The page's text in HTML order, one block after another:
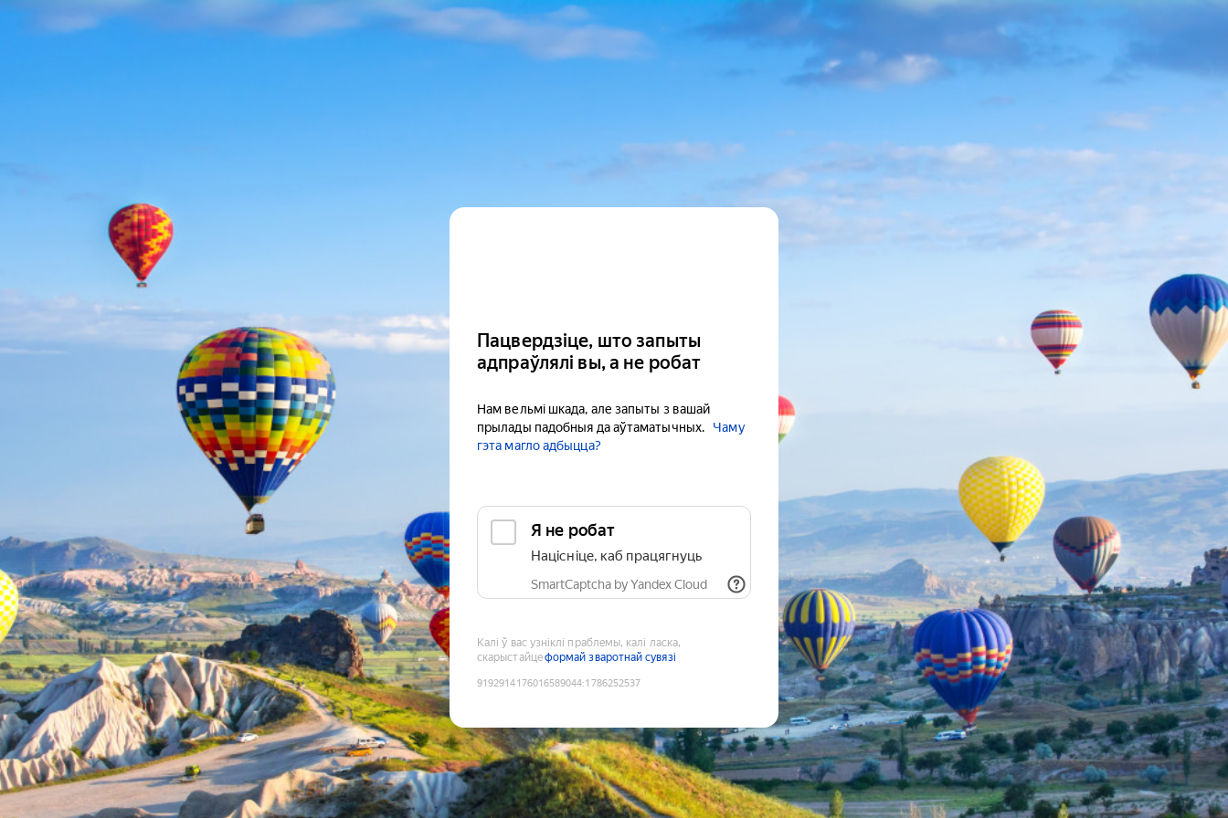
Пацвердзіце, што запыты
адпраўлялі вы, а не робат
Нам вельмі шкада, але запыты з вашай
прылады падобныя да аўтаматычных.
Чаму
гэта магло адбыцца?
Я не робат
Націсніце, каб працягнуць
SmartCaptcha by Yandex Cloud
Калі ў вас узніклі праблемы, калі ласка,
скарыстайцеформай зваротнай сувязі
9192914176016589044:1786252537